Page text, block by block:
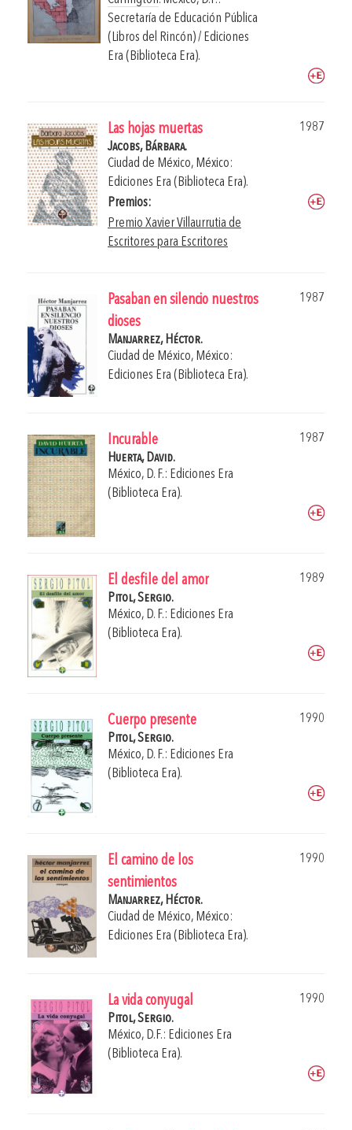
Secretaría de Educación Pública
(Libros del Rincón) / Ediciones
Era (Biblioteca Era).
Las hojas muertas
1987
Jacobs, Bárbara.
Ciudad de México, México:
Ediciones Era (Biblioteca Era).
Premios:
Premio Xavier Villaurrutia de
Escritores para Escritores
Pasaban en silencio nuestros
dioses
1987
Manjarrez, Héctor.
Ciudad de México, México:
Ediciones Era (Biblioteca Era).
Incurable
1987
Huerta, David.
México, D. F.: Ediciones Era
(Biblioteca Era).
El desfile del amor
1989
Pitol, Sergio.
México, D. F.: Ediciones Era
(Biblioteca Era).
Cuerpo presente
1990
Pitol, Sergio.
México, D. F.: Ediciones Era
(Biblioteca Era).
El camino de los
sentimientos
1990
Manjarrez, Héctor.
Ciudad de México, México:
Ediciones Era (Biblioteca Era).
La vida conyugal
1990
Pitol, Sergio.
México, D.F.: Ediciones Era
(Biblioteca Era).